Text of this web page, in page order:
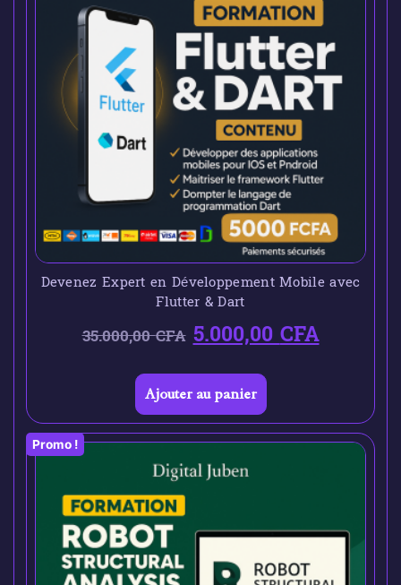
Devenez Expert en Développement Mobile avec
Flutter & Dart
35.000,00CFA 5.000,00CFA
Ajouter au panier
Promo !